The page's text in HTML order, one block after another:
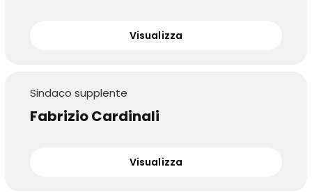
Visualizza
Sindaco supplente
Fabrizio Cardinali
Visualizza